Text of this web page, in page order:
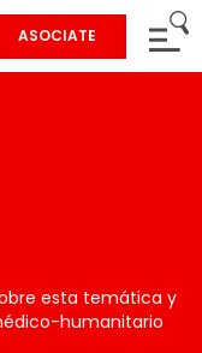
ASOCIATE
esta temática y
humanitario